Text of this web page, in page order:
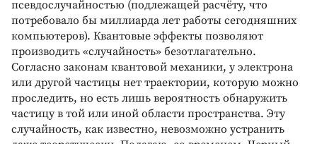
псевдослучайностью (подлежащей расчёту, что
потребовало бы миллиарда лет работы сегодняшних
компьютеров). Квантовые эффекты позволяют
производить «случайность» безотлагательно.
Согласно законам квантовой механики, у электрона
или другой частицы нет траектории, которую можно
проследить, но есть лишь вероятность обнаружить
частицу в той или иной области пространства. Эту
случайность, как известно, невозможно устранить